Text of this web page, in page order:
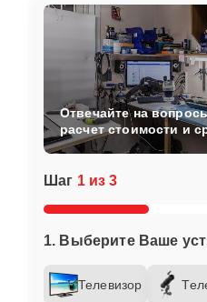
Шаг 1 из 3
1. Выберите Ваше
Телевизор
Отвечайте на
расчет стоимости и